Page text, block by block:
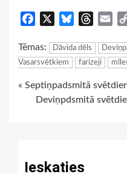
Facebook BlueskyThreads
Tēmas: Dāvida dēls
Vasarsvētkiem
farizeji
Continue
« Septiņpadsmitā
Deviņpdsmitā
Ieskaties